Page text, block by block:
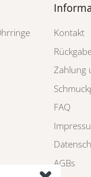
Kontakt
Zahlung
FAQ
AGBs